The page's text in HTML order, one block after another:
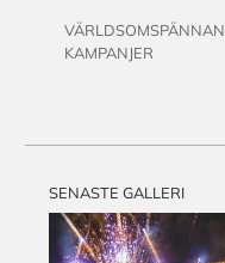
KAMPANJER
SENASTE GALLERI